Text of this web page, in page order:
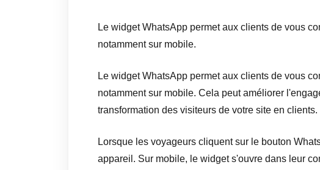
Le widget WhatsApp permet aux clients de vous
notamment sur mobile.
Le widget WhatsApp permet aux clients de vous
notamment sur mobile. Cela peut améliorer
transformation des visiteurs de votre site en clients.
Lorsque les voyageurs cliquent sur le bouton
appareil. Sur mobile, le widget s'ouvre dans leur